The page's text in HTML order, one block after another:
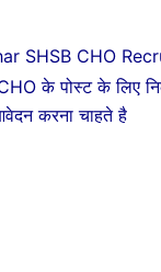
SHSB CHO
CHO के पोस्ट के लिए
करना चाहते है